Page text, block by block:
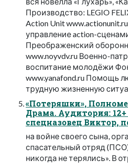
Производство: LEGIO
Action Unit
управление action-
Преображенский
www.noyvdv.ru Военно-
воспитание молодёжи
www.yanafond.ru Помощь
трудную жизненную
«Потеряшки»,
Драма. Аудитория:
спецназовец Виктор,
на войне своего сына,
спасательный отряд
никогда не терялись». В